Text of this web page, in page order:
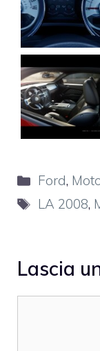
Categorie
Ford,
Tag
LA 2008,
Lascia